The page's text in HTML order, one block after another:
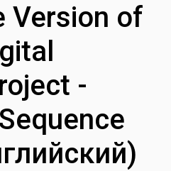
Version of
-